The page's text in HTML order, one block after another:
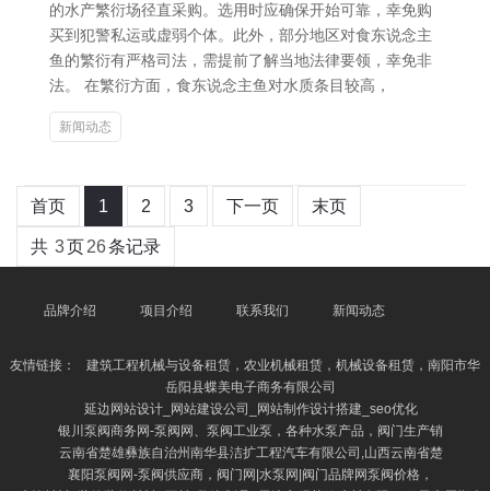
的水产繁衍场径直采购。选用时应确保开始可靠，幸免购
买到犯警私运或虚弱个体。此外，部分地区对食东说念主
鱼的繁衍有严格司法，需提前了解当地法律要领，幸免非
法。 在繁衍方面，食东说念主鱼对水质条目较高，
新闻动态
首页 1 2 3 下一页 末页
共 3页26条记录
品牌介绍 项目介绍 联系我们 新闻动态
友情链接：
建筑工程机械与设备租赁，农业机械租赁，机械设备租赁，南阳市华
岳阳县蝶美电子商务有限公司
延边网站设计_网站建设公司_网站制作设计搭建_seo优化
银川泵阀商务网-泵阀网、泵阀工业泵，各种水泵产品，阀门生产销
云南省楚雄彝族自治州南华县洁扩工程汽车有限公司,山西云南省楚
襄阳泵阀网-泵阀供应商，阀门网|水泵网|阀门品牌网泵阀价格，